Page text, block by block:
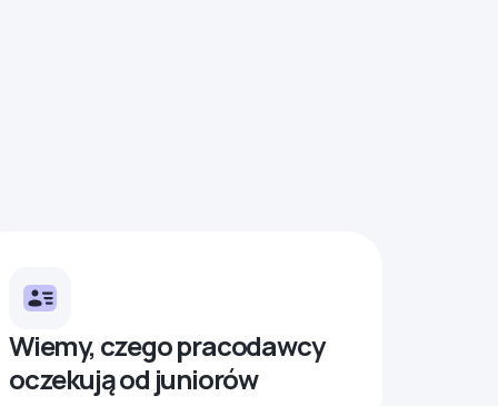
Wiemy, czego pracodawcy
oczekują od juniorów